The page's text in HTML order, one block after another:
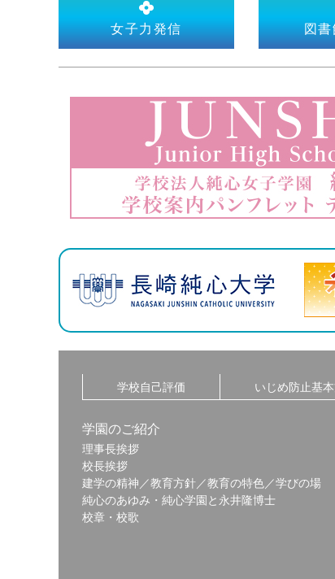
女子力発信 図
学校自己評価 いじめ防止基
学園のご紹介
理事長挨拶
校長挨拶
建学の精神／教育方針／教育の特色／学びの場
純心のあゆみ・純心学園と永井隆博士
校章・校歌